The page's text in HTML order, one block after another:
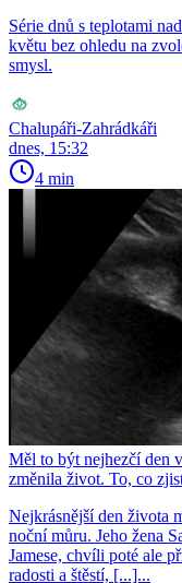
Série dnů s teplotami
květu bez ohledu na
smysl.
Chalupáři-Zahrádkáři
dnes, 15:32
4 min
Měl to být nejhezčí den
změnila život. To, co
Nejkrásnější den života
noční můru. Jeho žena
Jamese, chvíli poté ale
radosti a štěstí, [...]...